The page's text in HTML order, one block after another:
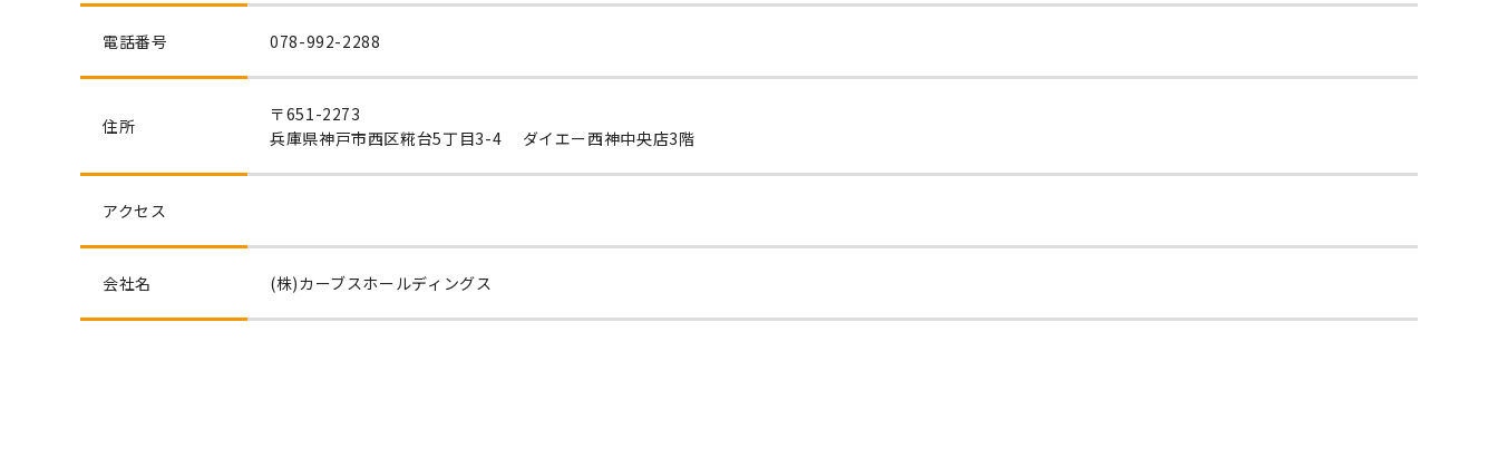
電話番号 078-992-2288
住所
〒651-2273
兵庫県神戸市西区糀台5丁目3-4 ダイエー西神中央店3階
アクセス
会社名 (株)カーブスホールディングス